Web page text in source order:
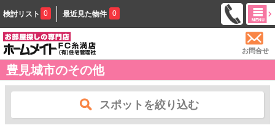
検討リスト 0 最近見た物件 0
お問合せ
豊見城市のその他
スポットを絞り込む